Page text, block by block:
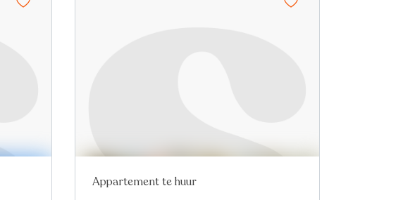
Appartement te huur